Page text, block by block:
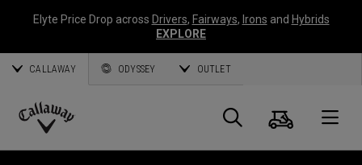
Elyte Price Drop across Drivers, Fairways, Irons and Hybrids
EXPLORE
CALLAWAY ODYSSEY OUTLET
Callaway
Suche